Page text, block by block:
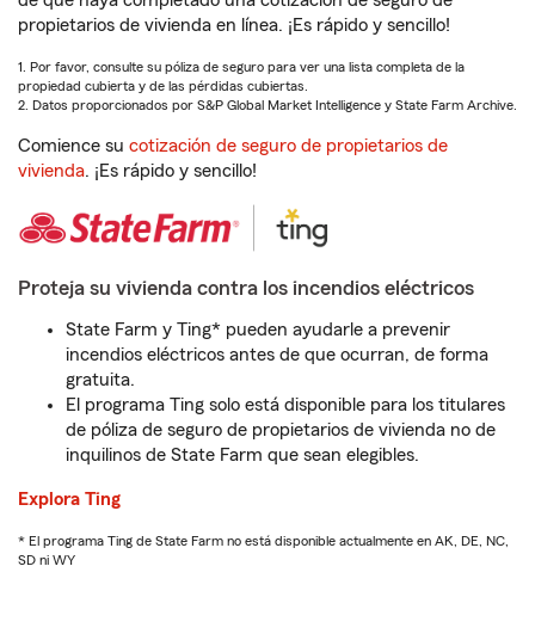
propietarios de vivienda en línea. ¡Es rápido y sencillo!
1. Por favor, consulte su póliza de seguro para ver una lista completa de la
propiedad cubierta y de las pérdidas cubiertas.
2. Datos proporcionados por S&P Global Market Intelligence y State Farm Archive.
Comience su cotización de seguro de propietarios de
vivienda. ¡Es rápido y sencillo!
Proteja su vivienda contra los incendios eléctricos
State Farm y Ting* pueden ayudarle a prevenir
incendios eléctricos antes de que ocurran, de forma
gratuita.
El programa Ting solo está disponible para los titulares
de póliza de seguro de propietarios de vivienda no de
inquilinos de State Farm que sean elegibles.
Explora Ting
* El programa Ting de State Farm no está disponible actualmente en AK, DE, NC,
SD ni WY